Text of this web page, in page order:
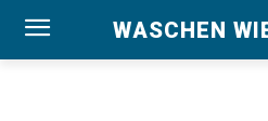
WASCHEN